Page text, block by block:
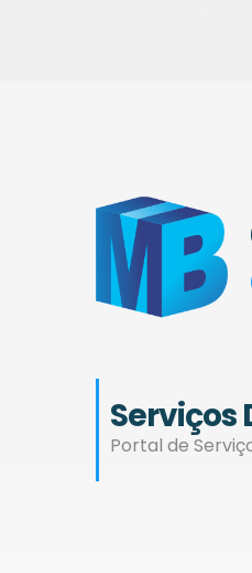
Serviços
Portal de